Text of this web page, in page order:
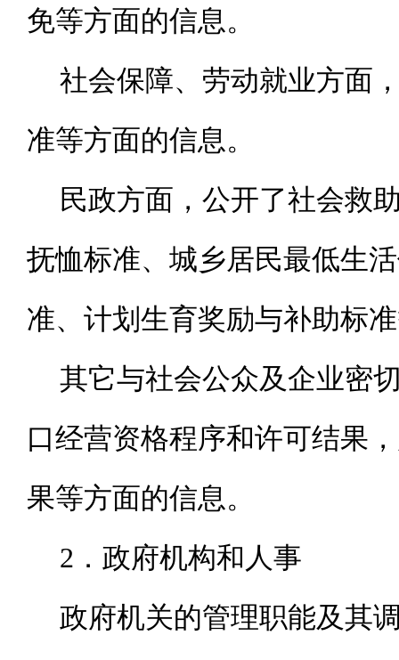
免等方面的信息。
社会保障、劳动就业方面
准等方面的信息。
民政方面，公开了社会救
抚恤标准、城乡居民最低生
准、计划生育奖励与补助标
其它与社会公众及企业密
口经营资格程序和许可结果
果等方面的信息。
2．政府机构和人事
政府机关的管理职能及其